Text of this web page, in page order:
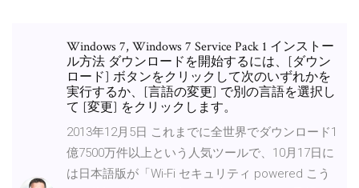
Windows 7, Windows 7 Service Pack 1 インストー
ル方法 ダウンロードを開始するには、[ダウン
ロード] ボタンをクリックして次のいずれかを
実行するか、[言語の変更] で別の言語を選択し
て [変更] をクリックします。
2013年12月5日 これまでに全世界でダウンロード1
億7500万件以上という人気ツールで、10月17日に
は日本語版が「Wi-Fi セキュリティ powered こう